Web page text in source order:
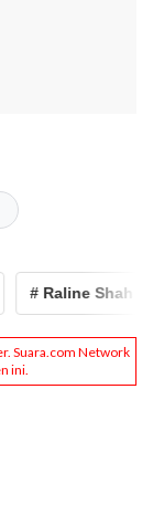
# Raline Shah